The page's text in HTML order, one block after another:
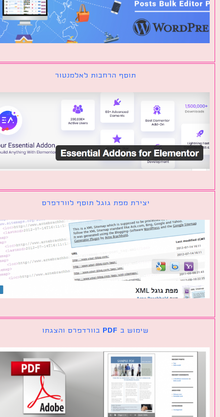
תוסף הרחבות לאלמנטור
יצירת מפת גוגל תוסף לוורדפרס
שימוש ב PDF בוורדפרס והצגתו